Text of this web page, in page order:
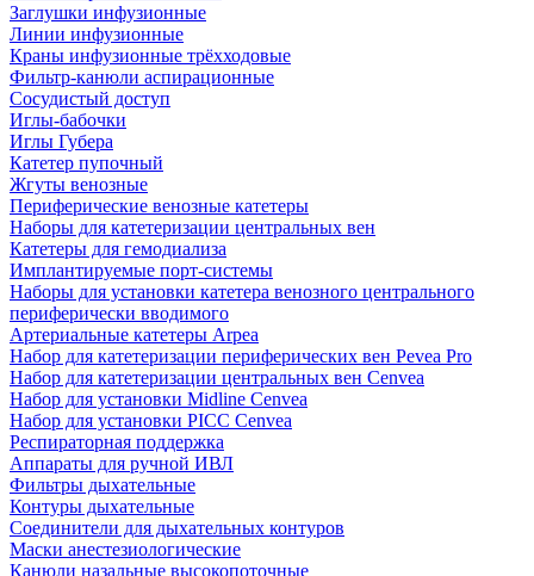
Заглушки инфузионные
Линии инфузионные
Краны инфузионные трёхходовые
Фильтр-канюли аспирационные
Сосудистый доступ
Иглы-бабочки
Иглы Губера
Катетер пупочный
Жгуты венозные
Периферические венозные катетеры
Наборы для катетеризации центральных вен
Катетеры для гемодиализа
Имплантируемые порт‑системы
Наборы для установки катетера венозного центрального
периферически вводимого
Артериальные катетеры Arpea
Набор для катетеризации периферических вен Pevea Pro
Набор для катетеризации центральных вен Cenvea
Набор для установки Midline Cenvea
Набор для установки PICC Cenvea
Респираторная поддержка
Аппараты для ручной ИВЛ
Фильтры дыхательные
Контуры дыхательные
Соединители для дыхательных контуров
Маски анестезиологические
Канюли назальные высокопоточные